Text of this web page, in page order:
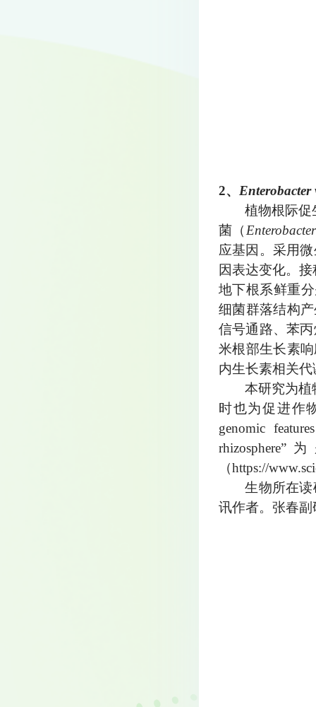
2、 Enterobacter
植物根际促
菌（
应基因。采用
因表达变化。
地下根系鲜重
细菌群落结构
信号通路、苯
米根部生长素
内生长素相关
本研究为植
时也为促进作
genomic
（https://
生物所在
讯作者。张春